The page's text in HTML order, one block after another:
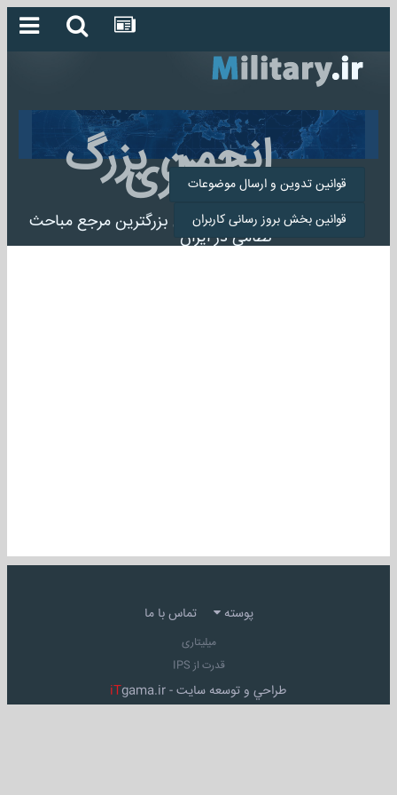
انجمن بزرگ
میلیتاری
انجمن میلیتاری بزرگترین مرجع مباحث
نظامی در ایران
قوانین تدوین و ارسال موضوعات
قوانین بخش بروز رسانی کاربران
پوسته تماس با ما
میلیتاری
قدرت از IPS
طراحي و توسعه سايت - iTgama.ir